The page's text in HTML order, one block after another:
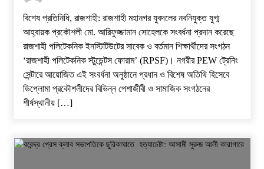
বিশেষ প্রতিনিধি, রাজশাহী: রাজশাহী মহানগর যুবদলের নবনিযুক্ত যুগ্ম
আহ্বায়ক প্রকৌশলী মো. আরিফুজ্জামান সোহেলকে সংবর্ধনা প্রদান করেছে
রাজশাহী পলিটেকনিক ইনস্টিটিউটের সাবেক ও বর্তমান শিক্ষার্থীদের সংগঠন
‘রাজশাহী পলিটেকনিক স্টুডেন্টস ফোরাম’ (RPSF)। ​নগরীর PEW ট্রেনিং
সেন্টারে আয়োজিত এই সংবর্ধনা অনুষ্ঠানে প্রধান ও বিশেষ অতিথি হিসেবে
ডিপ্লোমা প্রকৌশলীদের বিভিন্ন পেশাজীবী ও সামাজিক সংগঠনের
শীর্ষস্থানীয় […]